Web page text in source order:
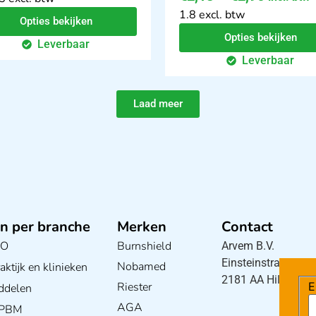
Opties bekijken
Leverbaar
1.8 excl. btw
Opties bekijken
Leverbaar
Laad meer
per branche
en klinieken
Merken
Burnshield
Nobamed
Riester
AGA
Contact
Arvem B.V.
Einsteinstraat 5
2181 AA Hillegom